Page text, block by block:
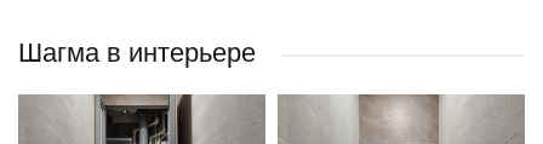
Шагма в интерьере